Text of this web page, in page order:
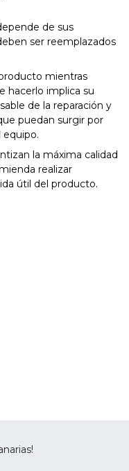
de sus
ser reemplazados
mientras
hacerlo implica su
de la reparación y
puedan surgir por
la máxima calidad
realizar
útil del producto.